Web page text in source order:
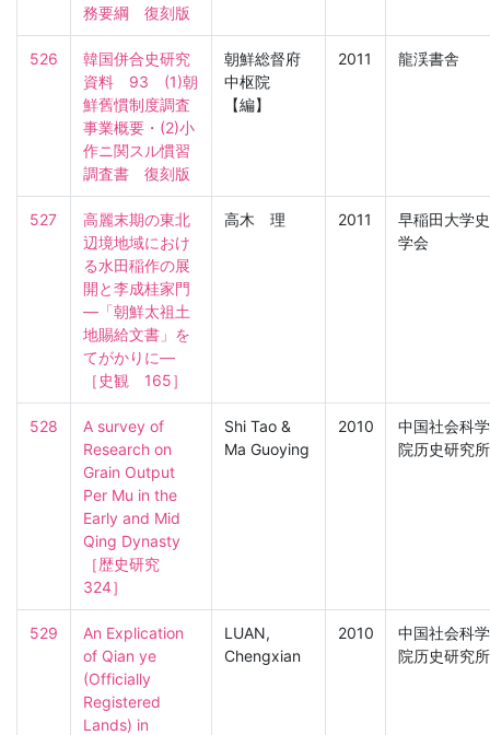
務要綱　復刻版
526
韓国併合史研究
資料　93　(1)朝
鮮舊慣制度調査
事業概要・(2)小
作ニ関スル慣習
調査書　復刻版
朝鮮総督府
中枢院
【編】
2011 龍渓書舎
527
高麗末期の東北
辺境地域におけ
る水田稲作の展
開と李成桂家門
―「朝鮮太祖土
地賜給文書」を
てがかりに―
［史観　165］
高木 理 2011
早稲田大学史
学会
528
A survey of
Research on
Grain Output
Per Mu in the
Early and Mid
Qing Dynasty
［歴史研究
324］
Shi Tao &
Ma Guoying
2010
中国社会科学
院历史研究所
529
An Explication
of Qian ye
(Officially
Registered
Lands) in
LUAN,
Chengxian
2010
中国社会科学
院历史研究所